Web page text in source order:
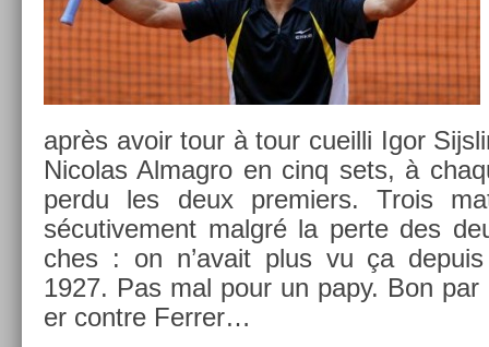
après avoir tour à tour cueil­li Igor
Nicolas Al­mag­ro en cinq sets, à
perdu les deux pre­mi­ers. Trois
sécutive­ment malgré la perte des
ches : on n’avait plus vu ça
1927. Pas mal pour un papy. Bon
er con­tre Ferr­er…